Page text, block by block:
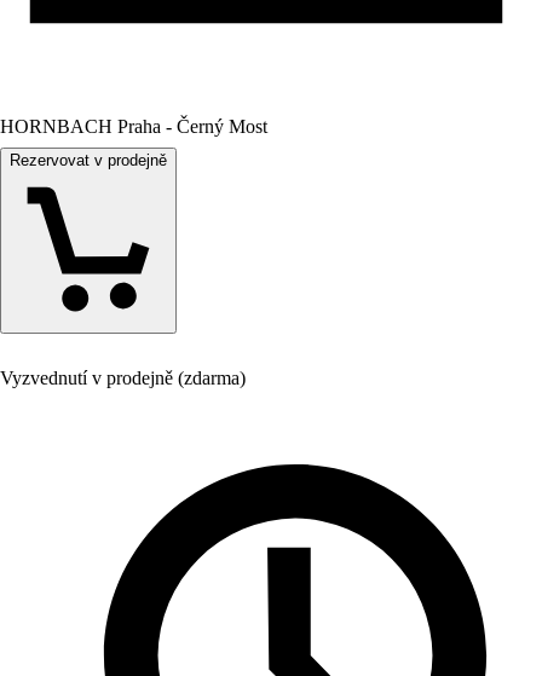
HORNBACH Praha - Černý Most
Rezervovat v prodejně
Vyzvednutí v prodejně (zdarma)